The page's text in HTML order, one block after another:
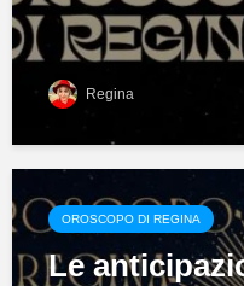
Regina
OROSCOPO DI REGINA
Le